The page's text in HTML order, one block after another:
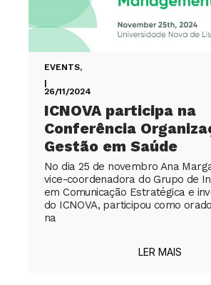
EVENTS,
|
26/11/2024
ICNOVA participa na
Conferência
Gestão em Saúde
No dia 25 de novembro Ana
vice-coordenadora do Grupo de
em Comunicação Estratégica e
do ICNOVA, participou como
na
LER MAIS